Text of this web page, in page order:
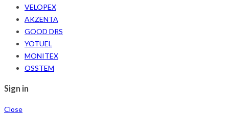
VELOPEX
AKZENTA
GOOD DRS
YOTUEL
MONITEX
OSSTEM
Sign in
Close